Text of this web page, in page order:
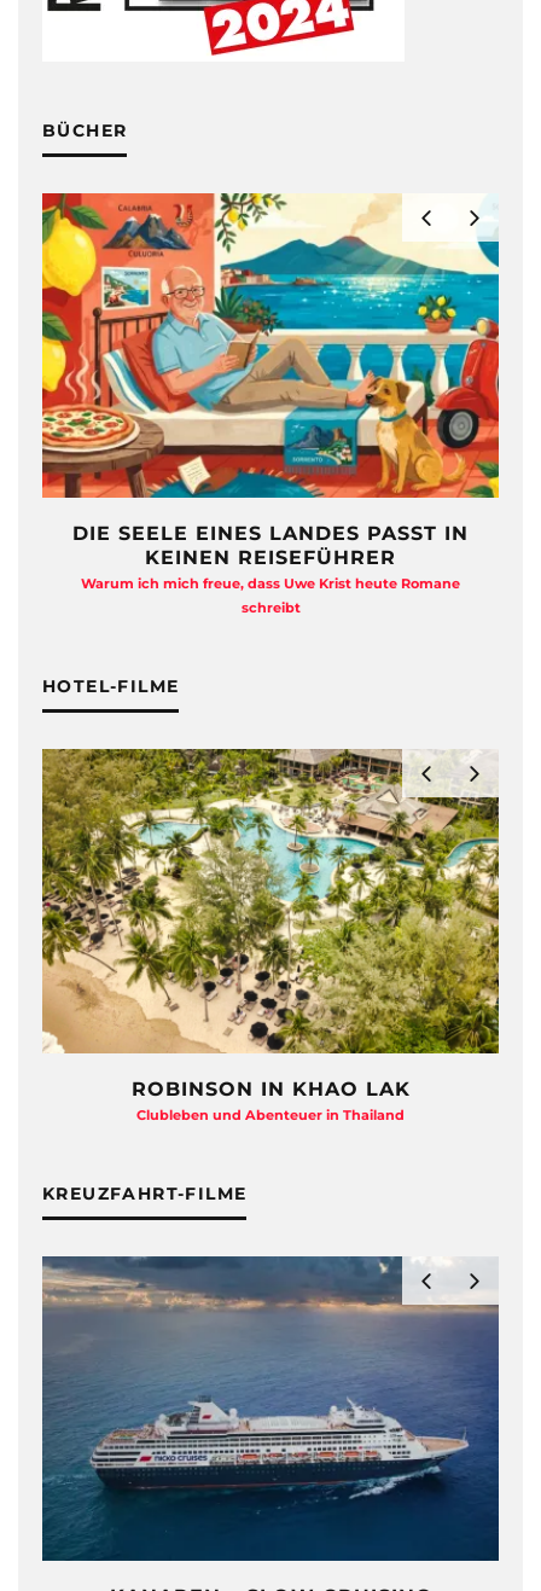
BÜCHER
DIE SEELE EINES LANDES PASST IN
KEINEN REISEFÜHRER
Warum ich mich freue, dass Uwe Krist heute Romane
schreibt
HOTEL-FILME
ROBINSON IN KHAO LAK
Clubleben und Abenteuer in Thailand
KREUZFAHRT-FILME